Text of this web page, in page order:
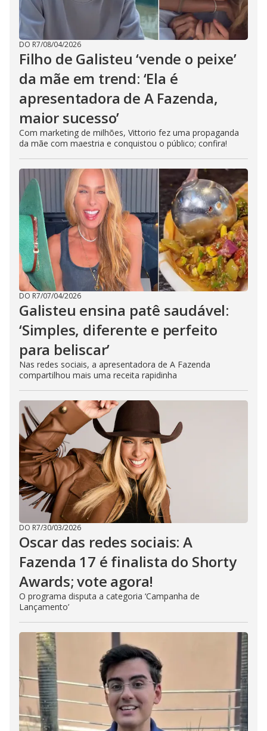
DO R7/08/04/2026
Filho de Galisteu ‘vende o peixe’
da mãe em trend: ‘Ela é
apresentadora de A Fazenda,
maior sucesso’
Com marketing de milhões, Vittorio fez uma propaganda
da mãe com maestria e conquistou o público; confira!
DO R7/07/04/2026
Galisteu ensina patê saudável:
‘Simples, diferente e perfeito
para beliscar’
Nas redes sociais, a apresentadora de A Fazenda
compartilhou mais uma receita rapidinha
DO R7/30/03/2026
Oscar das redes sociais: A
Fazenda 17 é finalista do Shorty
Awards; vote agora!
O programa disputa a categoria ‘Campanha de
Lançamento’